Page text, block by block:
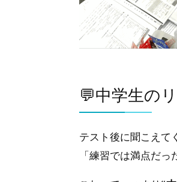
💬中学生の
テスト後に聞こえて
「練習では満点だっ